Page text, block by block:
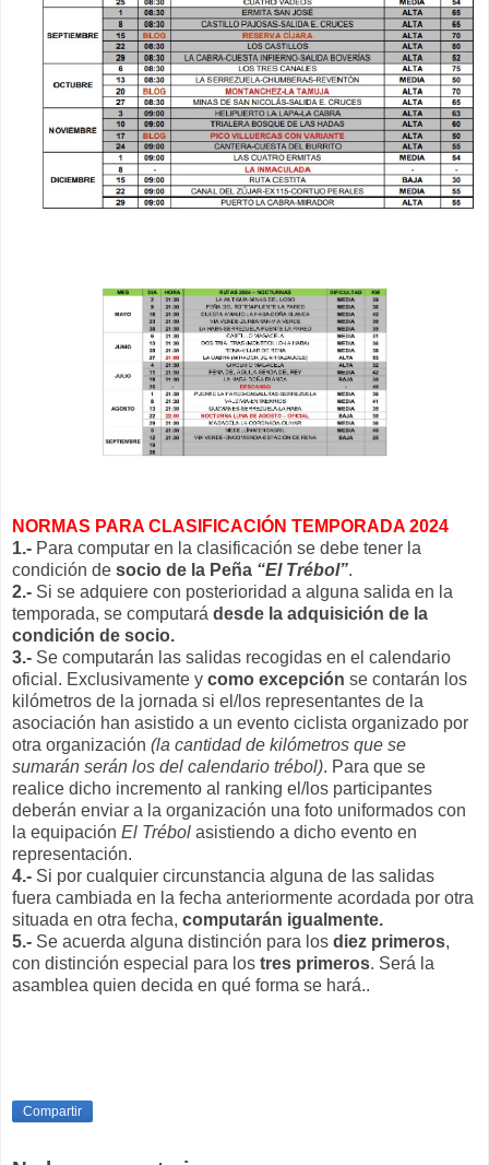
NORMAS PARA CLASIFICACIÓN TEMPORADA 2024
1.- Para computar en la clasificación se debe tener la
condición de socio de la Peña “El Trébol”.
2.- Si se adquiere con posterioridad a alguna salida en la
temporada, se computará desde la adquisición de la
condición de socio.
3.- Se computarán las salidas recogidas en el calendario
oficial. Exclusivamente y como excepción se contarán los
kilómetros de la jornada si el/los representantes de la
asociación han asistido a un evento ciclista organizado por
otra organización (la cantidad de kilómetros que se
sumarán serán los del calendario trébol). Para que se
realice dicho incremento al ranking el/los participantes
deberán enviar a la organización una foto uniformados con
la equipación El Trébol asistiendo a dicho evento en
representación.
4.- Si por cualquier circunstancia alguna de las salidas
fuera cambiada en la fecha anteriormente acordada por otra
situada en otra fecha, computarán igualmente.
5.- Se acuerda alguna distinción para los diez primeros,
con distinción especial para los tres primeros. Será la
asamblea quien decida en qué forma se hará..
Compartir